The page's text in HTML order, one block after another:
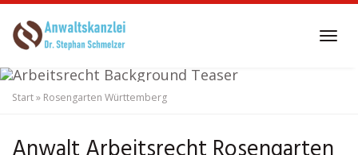
to
content
Anwalt Arbeitsrecht
Rosengarten Württemberg
Start» Rosengarten Württemberg